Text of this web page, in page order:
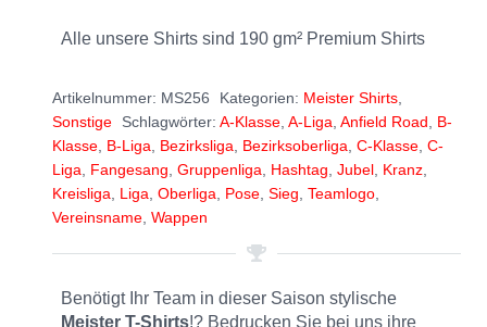
Alle unsere Shirts sind 190 gm² Premium Shirts
Artikelnummer: MS256 Kategorien: Meister Shirts,
Sonstige
Schlagwörter: A-Klasse, A-Liga Anfield Road
B-
Klasse B-Liga Bezirksliga Bezirksoberliga C-Klasse C-
Liga
Fangesang Gruppenliga Hashtag Jubel Kranz
Kreisliga
Liga Oberliga Pose Sieg Teamlogo
Vereinsname Wappen
Benötigt Ihr Team in dieser Saison stylische
Meister T-Shirts!? Bedrucken Sie bei uns ihre